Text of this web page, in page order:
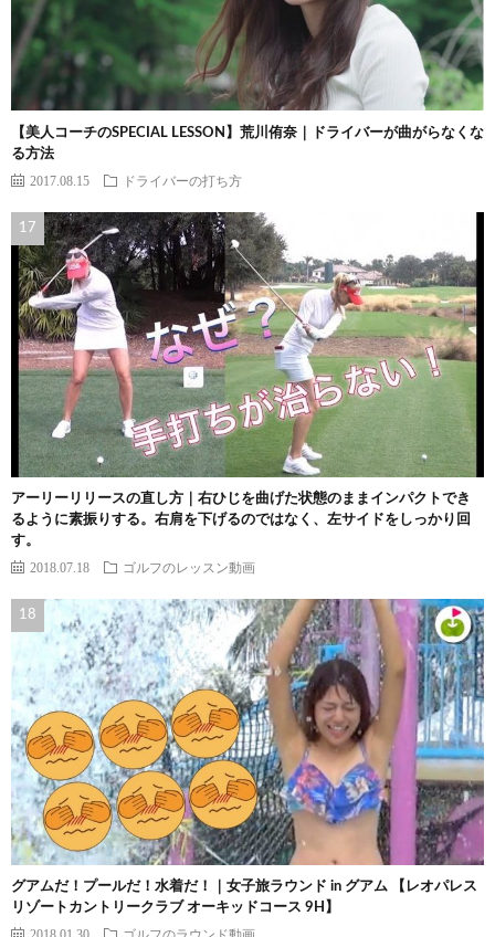
【美人コーチのSPECIAL LESSON】荒川侑奈｜ドライバーが曲がらなくな
る方法
2017.08.15 ドライバーの打ち方
アーリーリリースの直し方｜右ひじを曲げた状態のままインパクトでき
るように素振りする。右肩を下げるのではなく、左サイドをしっかり回
す。
2018.07.18 ゴルフのレッスン動画
グアムだ！プールだ！水着だ！｜女子旅ラウンド in グアム 【レオパレス
リゾートカントリークラブ オーキッドコース 9H】
2018.01.30 ゴルフのラウンド動画